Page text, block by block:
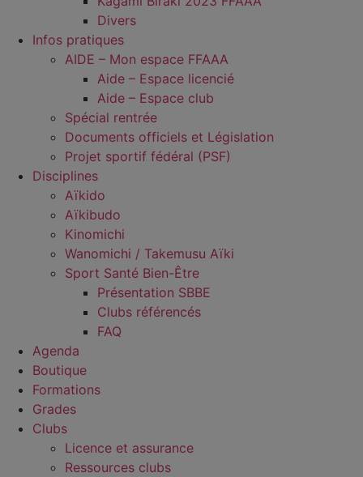
Divers
Infos pratiques
AIDE – Mon espace FFAAA
Aide – Espace licencié
Aide – Espace club
Spécial rentrée
Documents officiels et Législation
Projet sportif fédéral (PSF)
Disciplines
Aïkido
Aïkibudo
Kinomichi
Wanomichi / Takemusu Aïki
Sport Santé Bien-Être
Présentation SBBE
Clubs référencés
FAQ
Agenda
Boutique
Formations
Grades
Clubs
Licence et assurance
Ressources clubs